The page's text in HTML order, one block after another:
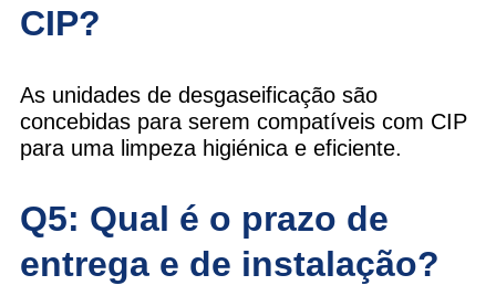
CIP?
As unidades de desgaseificação são
concebidas para serem compatíveis com CIP
para uma limpeza higiénica e eficiente.
Q5: Qual é o prazo de
entrega e de instalação?